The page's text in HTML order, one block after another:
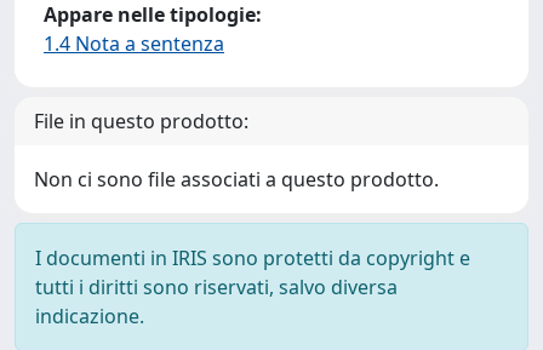
Appare nelle tipologie:
1.4 Nota a sentenza
File in questo prodotto:
Non ci sono file associati a questo prodotto.
I documenti in IRIS sono protetti da copyright e
tutti i diritti sono riservati, salvo diversa
indicazione.